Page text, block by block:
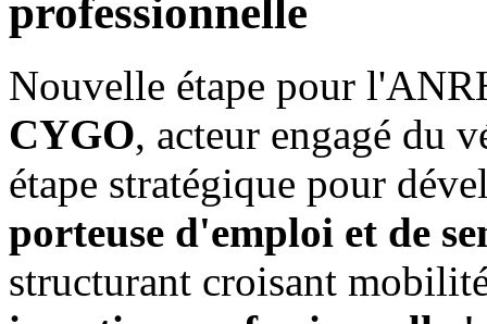
professionnelle
Nouvelle étape pour
CYGO, acteur engagé du
étape stratégique pour
porteuse d'emploi et de
structurant croisant